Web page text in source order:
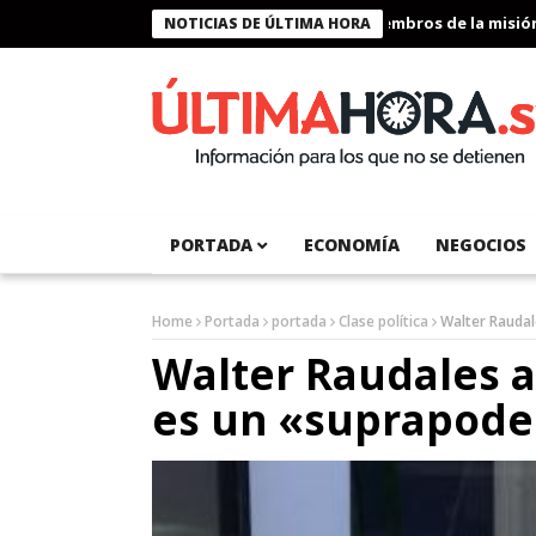
NOTICIAS DE ÚLTIMA HORA
Presidente Bukele condecora a miembros de la misión
PORTADA ECONOMÍA NEGOCIOS
Home Portada portada Clase política Walter
Walter Raudales
es un